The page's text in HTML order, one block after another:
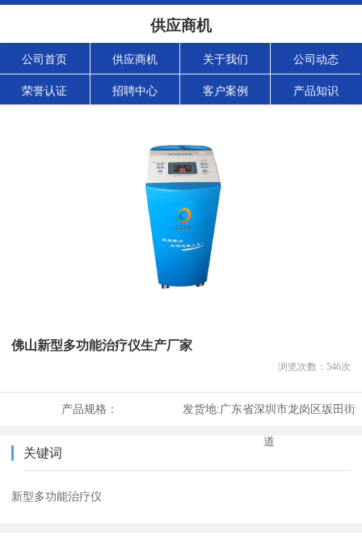
供应商机
公司首页 供应商机 关于我们 公司动态
荣誉认证 招聘中心 客户案例 产品知识
佛山新型多功能治疗仪生产厂家
浏览次数： 546次
产品规格： 发货地:广东省深圳市龙岗区坂田街
道
关键词
新型多功能治疗仪